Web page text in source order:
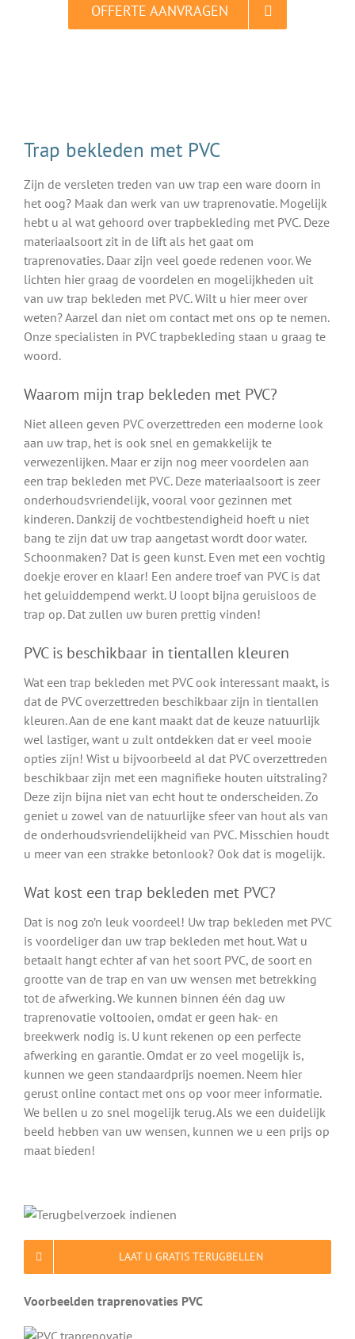
OFFERTE AANVRAGEN
Trap bekleden met PVC
Zijn de versleten treden van uw trap een ware doorn in
het oog? Maak dan werk van uw traprenovatie. Mogelijk
hebt u al wat gehoord over trapbekleding met PVC. Deze
materiaalsoort zit in de lift als het gaat om
traprenovaties. Daar zijn veel goede redenen voor. We
lichten hier graag de voordelen en mogelijkheden uit
van uw trap bekleden met PVC. Wilt u hier meer over
weten? Aarzel dan niet om contact met ons op te nemen.
Onze specialisten in PVC trapbekleding staan u graag te
woord.
Waarom mijn trap bekleden met PVC?
Niet alleen geven PVC overzettreden een moderne look
aan uw trap, het is ook snel en gemakkelijk te
verwezenlijken. Maar er zijn nog meer voordelen aan
een trap bekleden met PVC. Deze materiaalsoort is zeer
onderhoudsvriendelijk, vooral voor gezinnen met
kinderen. Dankzij de vochtbestendigheid hoeft u niet
bang te zijn dat uw trap aangetast wordt door water.
Schoonmaken? Dat is geen kunst. Even met een vochtig
doekje erover en klaar! Een andere troef van PVC is dat
het geluiddempend werkt. U loopt bijna geruisloos de
trap op. Dat zullen uw buren prettig vinden!
PVC is beschikbaar in tientallen kleuren
Wat een trap bekleden met PVC ook interessant maakt, is
dat de PVC overzettreden beschikbaar zijn in tientallen
kleuren. Aan de ene kant maakt dat de keuze natuurlijk
wel lastiger, want u zult ontdekken dat er veel mooie
opties zijn! Wist u bijvoorbeeld al dat PVC overzettreden
beschikbaar zijn met een magnifieke houten uitstraling?
Deze zijn bijna niet van echt hout te onderscheiden. Zo
geniet u zowel van de natuurlijke sfeer van hout als van
de onderhoudsvriendelijkheid van PVC. Misschien houdt
u meer van een strakke betonlook? Ook dat is mogelijk.
Wat kost een trap bekleden met PVC?
Dat is nog zo’n leuk voordeel! Uw trap bekleden met PVC
is voordeliger dan uw trap bekleden met hout. Wat u
betaalt hangt echter af van het soort PVC, de soort en
grootte van de trap en van uw wensen met betrekking
tot de afwerking. We kunnen binnen één dag uw
traprenovatie voltooien, omdat er geen hak- en
breekwerk nodig is. U kunt rekenen op een perfecte
afwerking en garantie. Omdat er zo veel mogelijk is,
kunnen we geen standaardprijs noemen. Neem hier
gerust online contact met ons op voor meer informatie.
We bellen u zo snel mogelijk terug. Als we een duidelijk
beeld hebben van uw wensen, kunnen we u een prijs op
maat bieden!
LAAT U GRATIS TERUGBELLEN
Voorbeelden traprenovaties PVC